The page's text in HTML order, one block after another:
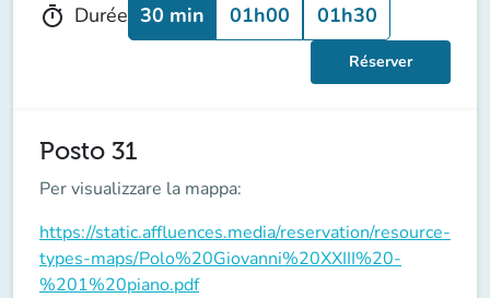
timer Durée 30 min 01h00 01h30
Réserver
Posto 31
Per visualizzare la mappa:
https://static.affluences.media/reservation/resource-
types-maps/Polo%20Giovanni%20XXIII%20-
%201%20piano.pdf